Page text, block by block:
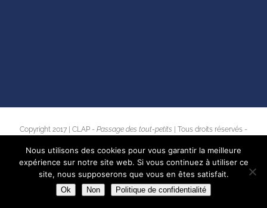
Copyright 2017 | CLAP - Passage des tout-petits | Tous droits réservés -
Email
Nous utilisons des cookies pour vous garantir la meilleure
expérience sur notre site web. Si vous continuez à utiliser ce
site, nous supposerons que vous en êtes satisfait.
Ok Non Politique de confidentialité